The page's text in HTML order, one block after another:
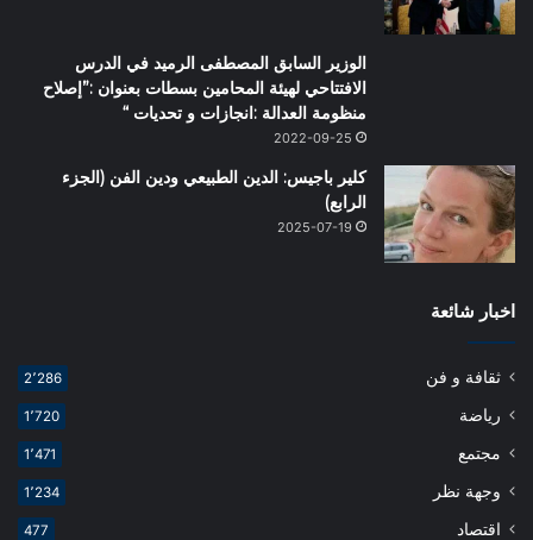
الوزير السابق المصطفى الرميد في الدرس
الافتتاحي لهيئة المحامين بسطات بعنوان :”إصلاح
منظومة العدالة :انجازات و تحديات “
2022-09-25
كلير باجيس: الدين الطبيعي ودين الفن (الجزء
الرابع)
2025-07-19
اخبار شائعة
ثقافة و فن 2٬286
رياضة 1٬720
مجتمع 1٬471
وجهة نظر 1٬234
اقتصاد 477